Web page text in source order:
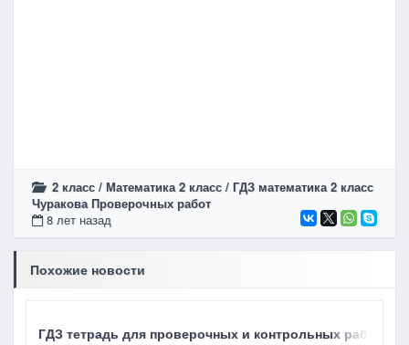
2 класс / Математика 2 класс / ГДЗ математика 2 класс
Чуракова Проверочных работ
8 лет назад
Похожие новости
ГДЗ тетрадь для проверочных и контрольных работ